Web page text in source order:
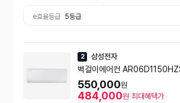
e효율등급 5등급
2 삼성전자
벽걸이에어컨
포함 [전국기본설치비 포함]
550,000원
484,000원 최대혜택가